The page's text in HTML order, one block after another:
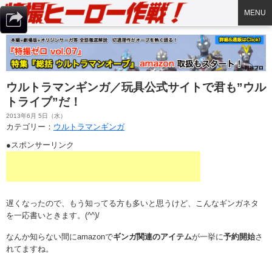
MENU
ウルトラマンギンガ／玩具公式サイトで君も”ウル
トライブ”だ！
2013年6月 5日（水）
カテゴリー： ウルトラマンギンガ
●スポンサーリンク
遅くなったので、もう知ってる方も多いと思うけど、こんなギンガネタ
を一応書いときます。(^^)/
なんか知らない間にamazonでギンガ関連のアイテムが一挙に予約開始さ
れてますね。